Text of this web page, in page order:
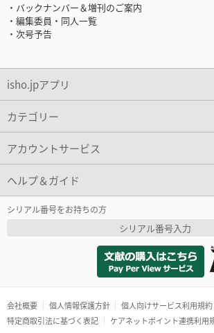
・バックナンバー＆増刊のご案内
・編集委員・同人一覧
・次号予告
isho.jpアプリ
カテゴリー
アカウントサービス
ヘルプ＆ガイド
シリアル番号をお持ちの方
シリアル番号入力
会社概要 個人情報保護方針
個人向けサービス利用規約
特定商取引法に基づく表記
ケアネットポイント連携利用